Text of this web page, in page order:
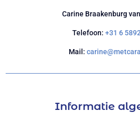
Carine Braakenburg
Telefoon: +31 6
Mail:
Informatie